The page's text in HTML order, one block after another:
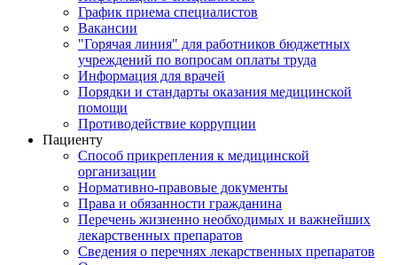
График приема специалистов
Вакансии
"Горячая линия" для работников бюджетных
учреждений по вопросам оплаты труда
Информация для врачей
Порядки и стандарты оказания медицинской
помощи
Противодействие коррупции
Пациенту
Способ прикрепления к медицинской
организации
Нормативно-правовые документы
Права и обязанности гражданина
Перечень жизненно необходимых и важнейших
лекарственных препаратов
Сведения о перечнях лекарственных препаратов